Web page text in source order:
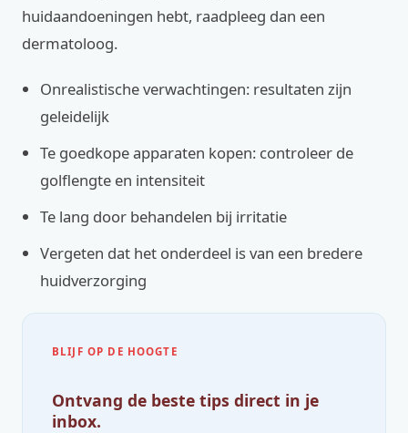
huidaandoeningen hebt, raadpleeg dan een
dermatoloog.
Onrealistische verwachtingen: resultaten zijn
geleidelijk
Te goedkope apparaten kopen: controleer de
golflengte en intensiteit
Te lang door behandelen bij irritatie
Vergeten dat het onderdeel is van een bredere
huidverzorging
BLIJF OP DE HOOGTE
Ontvang de beste tips direct in je
inbox.